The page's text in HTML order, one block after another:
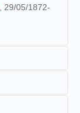
, 29/05/1872-